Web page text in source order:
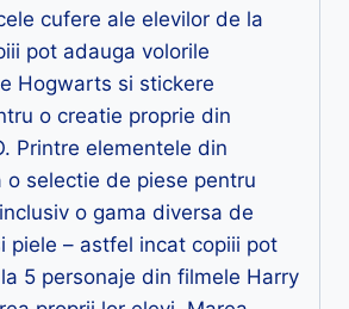
cufere ale elevilor de la
pot adauga volorile
Hogwarts si stickere
o creatie proprie din
Printre elementele din
o selectie de piese pentru
o gama diversa de
piele – astfel incat copiii pot
5 personaje din filmele Harry